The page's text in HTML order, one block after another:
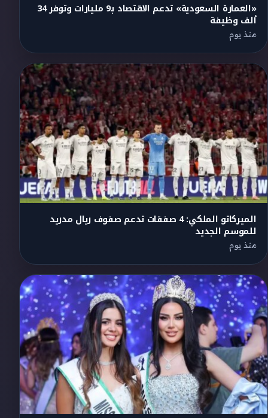
«العمارة السعودية» تدعم الاقتصاد بـ9 مليارات وتوفر 34
ألف وظيفة
منذ يوم
الميركاتو الملكي: 4 صفقات تدعم صفوف ريال مدريد
للموسم الجديد
منذ يوم